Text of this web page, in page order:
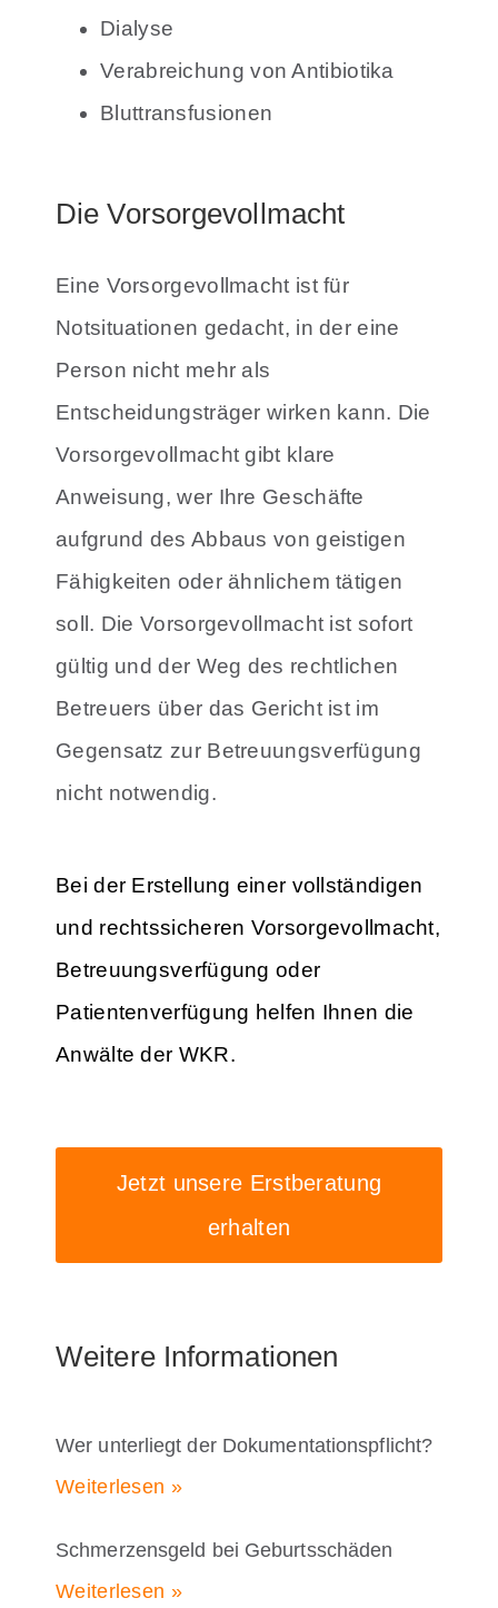
Dialyse
Verabreichung von Antibiotika
Bluttransfusionen
Die Vorsorgevollmacht
Eine Vorsorgevollmacht ist für
Notsituationen gedacht, in der eine
Person nicht mehr als
Entscheidungsträger wirken kann. Die
Vorsorgevollmacht gibt klare
Anweisung, wer Ihre Geschäfte
aufgrund des Abbaus von geistigen
Fähigkeiten oder ähnlichem tätigen
soll. Die Vorsorgevollmacht ist sofort
gültig und der Weg des rechtlichen
Betreuers über das Gericht ist im
Gegensatz zur Betreuungsverfügung
nicht notwendig.
Bei der Erstellung einer vollständigen
und rechtssicheren Vorsorgevollmacht,
Betreuungsverfügung oder
Patientenverfügung helfen Ihnen die
Anwälte der WKR.
Jetzt unsere Erstberatung
erhalten
Weitere Informationen
Wer unterliegt der Dokumentationspflicht?
Weiterlesen »
Schmerzensgeld bei Geburtsschäden
Weiterlesen »